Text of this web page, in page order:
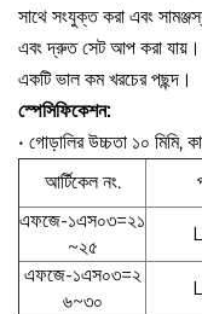
সাথে সংযুক্ত করা এবং
এবং দ্রুত সেট আপ করা যায়।
একটি ভাল কম খরচের পছন্দ।
স্পেসিফিকেশন:
• গোড়ালির উচ্চতা ১০ মিমি,
আর্টিকেল নং.
এফজে-১এস০৩=২১
~২৫
এফজে-১এস০৩=২
৬~৩০